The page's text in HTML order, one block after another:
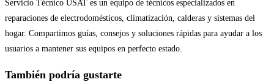
Servicio Técnico USAT es un equipo de técnicos especializados en
reparaciones de electrodomésticos, climatización, calderas y sistemas del
hogar. Compartimos guías, consejos y soluciones rápidas para ayudar a los
usuarios a mantener sus equipos en perfecto estado.
También podría gustarte